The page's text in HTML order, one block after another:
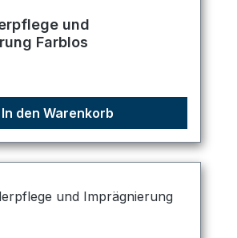
und
Farblos
In den Warenkorb